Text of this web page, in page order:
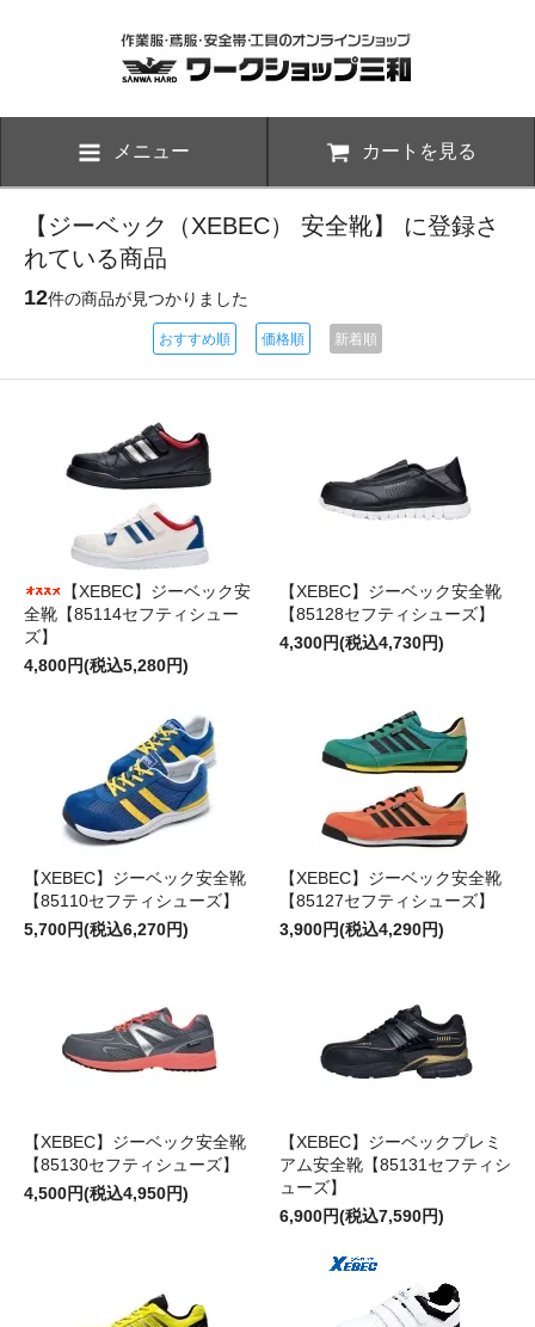
メニュー カートを見る
【ジーベック（XEBEC） 安全靴】 に登録さ
れている商品
12件の商品が見つかりました
おすすめ順 価格順 新着順
【XEBEC】ジーベック安
全靴【85114セフティシュー
ズ】
4,800円(税込5,280円)
【XEBEC】ジーベック安全靴
【85128セフティシューズ】
4,300円(税込4,730円)
【XEBEC】ジーベック安全靴
【85110セフティシューズ】
5,700円(税込6,270円)
【XEBEC】ジーベック安全靴
【85127セフティシューズ】
3,900円(税込4,290円)
【XEBEC】ジーベック安全靴
【85130セフティシューズ】
4,500円(税込4,950円)
【XEBEC】ジーベックプレミ
アム安全靴【85131セフティシ
ューズ】
6,900円(税込7,590円)